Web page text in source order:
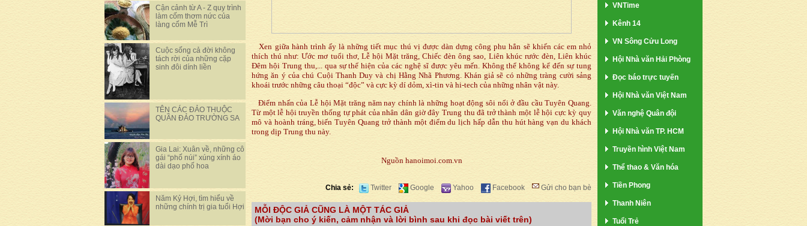
Cận cảnh từ A - Z quy trình
làm cốm thơm nức của
làng cốm Mễ Trì
Cuộc sống cả đời không
tách rời của những cặp
sinh đôi dính liền
TÊN CÁC ĐẢO THUỘC
QUẦN ĐẢO TRƯỜNG SA
Gia Lai: Xuân về, những cô
gái “phố núi” xúng xính áo
dài dạo phố hoa
Năm Kỷ Hợi, tìm hiểu về
những chính trị gia tuổi Hợi
Xen giữa hành trình ấy là những tiết mục thú vị được dàn dựng công phu hẳn sẽ khiến các em nhỏ
thích thú như: Ước mơ tuổi thơ, Lễ hội Mặt trăng, Chiếc đèn ông sao, Liên khúc rước đèn, Liên khúc
Đêm hội Trung thu,... qua sự thể hiện của các nghệ sĩ được yêu mến. Không thể không kể đến sự tung
hứng ăn ý của chú Cuội Thanh Duy và chị Hằng Nhã Phương. Khán giả sẽ có những tràng cười sảng
khoái trước những câu thoại “độc” và cực kỳ dí dỏm, xì-tin và hi-tech của những nhân vật này.
Điểm nhấn của Lễ hội Mặt trăng năm nay chính là những hoạt động sôi nổi ở đầu cầu Tuyên Quang.
Từ một lễ hội truyền thống tự phát của nhân dân giờ đây Trung thu đã trở thành một lễ hội cực kỳ quy
mô và hoành tráng, biến Tuyên Quang trở thành một điểm du lịch hấp dẫn thu hút hàng vạn du khách
trong dịp Trung thu này.
Nguồn hanoimoi.com.vn
Chia sẻ: Twitter Google Yahoo Facebook Gửi cho bạn bè
MỖI ĐỘC GIẢ CŨNG LÀ MỘT TÁC GIẢ
(Mời bạn cho ý kiến, cảm nhận và lời bình sau khi đọc bài viết trên)
VNTime
Kênh 14
VN Sông Cửu Long
Hội Nhà văn Hải Phòng
Đọc báo trực tuyến
Hội Nhà văn Việt Nam
Văn nghệ Quân đội
Hội Nhà văn TP. HCM
Truyền hình Việt Nam
Thể thao & Văn hóa
Tiền Phong
Thanh Niên
Tuổi Trẻ